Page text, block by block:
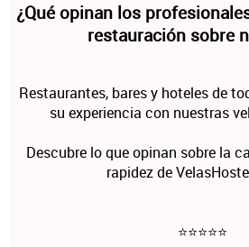
¿Qué opinan los
restauración sobre
Restaurantes, bares y hoteles de
su experiencia con nuestras
Descubre lo que opinan sobre la
rapidez de
⭐⭐⭐⭐⭐